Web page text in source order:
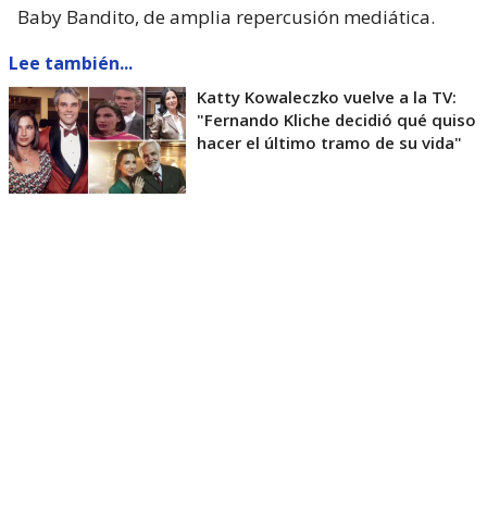
Baby Bandito, de amplia repercusión mediática.
Lee también...
Katty Kowaleczko vuelve a la TV:
"Fernando Kliche decidió qué quiso
hacer el último tramo de su vida"